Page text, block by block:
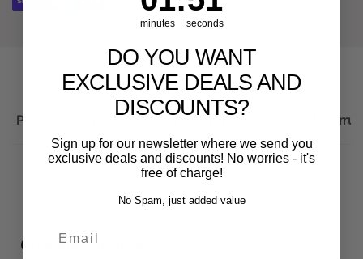
Produktbeschreibung Wichtige Hinweise zum
Customer reviews
minutes seconds
DO YOU WANT
EXCLUSIVE DEALS AND
DISCOUNTS?
Sign up for our newsletter where we send you
exclusive deals and discounts! No worries - it's
free of charge!
No Spam, just added value